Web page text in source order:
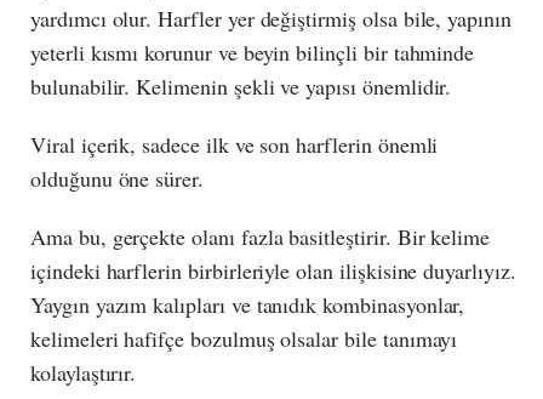
yardımcı olur. Harfler yer değiştirmiş olsa bile, yapının
yeterli kısmı korunur ve beyin bilinçli bir tahminde
bulunabilir. Kelimenin şekli ve yapısı önemlidir.
Viral içerik, sadece ilk ve son harflerin önemli
olduğunu öne sürer.
Ama bu, gerçekte olanı fazla basitleştirir. Bir kelime
içindeki harflerin birbirleriyle olan ilişkisine duyarlıyız.
Yaygın yazım kalıpları ve tanıdık kombinasyonlar,
kelimeleri hafifçe bozulmuş olsalar bile tanımayı
kolaylaştırır.